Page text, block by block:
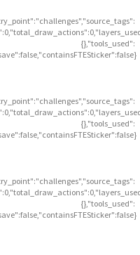
{},"tools_used":
{},"tools_used":
{},"tools_used":